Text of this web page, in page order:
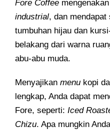
Fore Coffee
industrial, dan mendapat
tumbuhan hijau dan
belakang dari warna
abu-abu muda.
Menyajikan menu kopi
lengkap, Anda dapat
Fore, seperti: Iced
Chizu. Apa mungkin